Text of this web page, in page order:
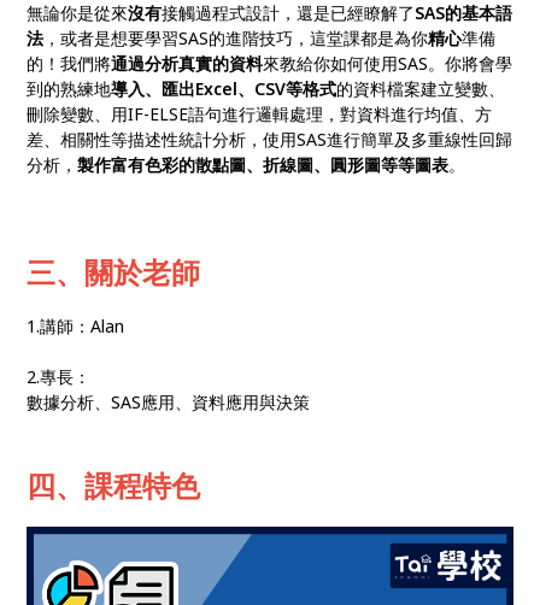
無論你是從來沒有接觸過程式設計，還是已經瞭解了SAS的基本語
法 ，或者是想要學習SAS的進階技巧，這堂課都是為你精心準備
的！我們將通過分析真實的資料來教給你如何使用SAS。你將會學
到的熟練地導入、匯出Excel、CSV等格式的資料檔案建立變數、
刪除變數、用IF-ELSE語句進行邏輯處理，對資料進行均值、方
差、相關性等描述性統計分析，使用SAS進行簡單及多重線性回歸
分析，製作富有色彩的散點圖、折線圖、圓形圖等等圖表。
三、關於老師
1.講師：Alan
2.專長：
數據分析、SAS應用、資料應用與決策
四、課程特色